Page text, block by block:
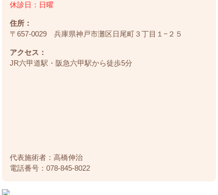
休診日：日曜
住所：
〒657-0029 兵庫県神戸市灘区日尾町３丁目１−２５
アクセス：
JR六甲道駅・阪急六甲駅から徒歩5分
代表施術者：高橋伸治
電話番号：078-845-8022